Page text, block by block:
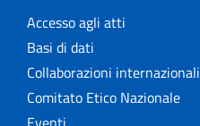
Accesso agli atti
Basi di dati
Collaborazioni internazionali
Comitato Etico Nazionale